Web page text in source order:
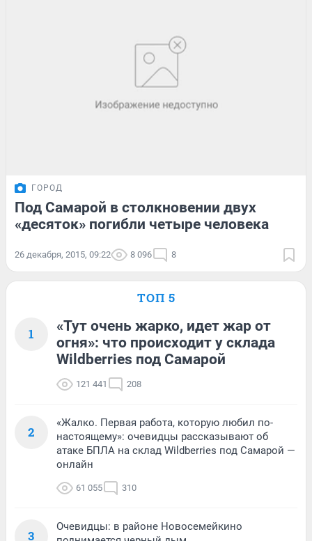
ГОРОД
Под Самарой в столкновении двух
«десяток» погибли четыре человека
26 декабря, 2015, 09:22 8 096 8
ТОП 5
1
«Тут очень жарко, идет жар от
огня»: что происходит у склада
Wildberries под Самарой
121 441 208
2
«Жалко. Первая работа, которую любил по-
настоящему»: очевидцы рассказывают об
атаке БПЛА на склад Wildberries под Самарой —
онлайн
61 055 310
3
Очевидцы: в районе Новосемейкино